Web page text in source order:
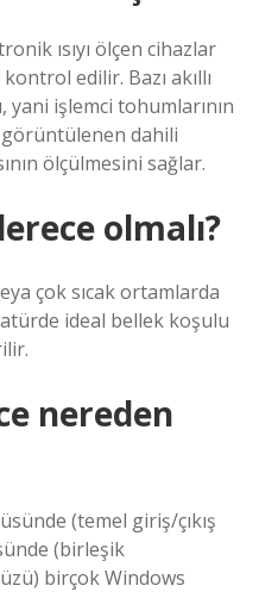
ısıyı ölçen cihazlar
edilir. Bazı akıllı
yani işlemci tohumlarının
görüntülenen dahili
ölçülmesini sağlar.
olmalı?
çok sıcak ortamlarda
ideal bellek koşulu
nereden
(temel giriş/çıkış
(birleşik
birçok Windows